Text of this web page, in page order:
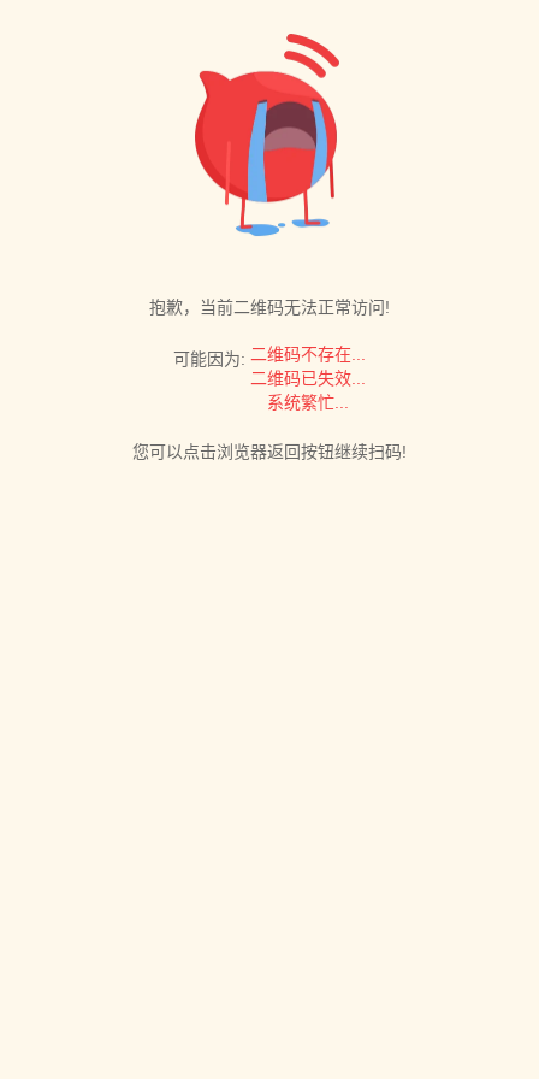
抱歉，当前二维码无法正常访问!
可能因为: 二维码不存在...
二维码已失效...
系统繁忙...
您可以点击浏览器返回按钮继续扫码!